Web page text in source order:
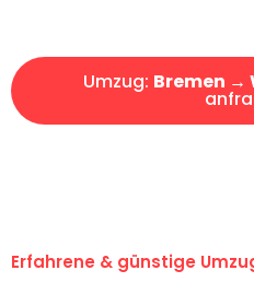
Umzug: Bremen →
Erfahrene & günstige